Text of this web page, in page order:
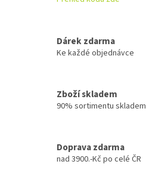
Dárek zdarma
Ke každé objednávce
Zboží skladem
90% sortimentu skladem
Doprava zdarma
nad 3900.-Kč po celé ČR